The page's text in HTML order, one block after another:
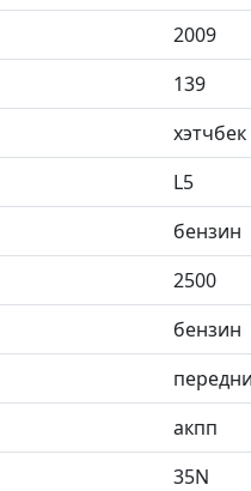
2009
139
хэтчбек
L5
бензин
2500
бензин
акпп
35N